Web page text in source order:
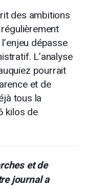
des ambitions
dépasse
L’analyse
pourrait
et de
tous la
kilos de
et de
journal a